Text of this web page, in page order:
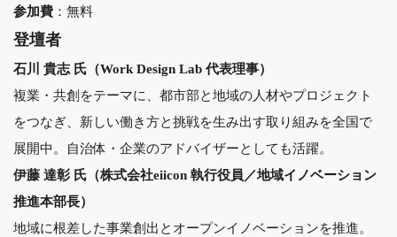
参加費 ：無料
登壇者
石川 貴志 氏（Work Design Lab 代表理事）
複業・共創をテーマに、都市部と地域の人材やプロジェクト
をつなぎ、新しい働き方と挑戦を生み出す取り組みを全国で
展開中。自治体・企業のアドバイザーとしても活躍。
伊藤 達彰 氏（株式会社eiicon 執行役員／地域イノベーション
推進本部長）
地域に根差した事業創出とオープンイノベーションを推進。